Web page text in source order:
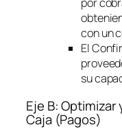
por
con un
El
su
Eje B:
Caja (Pagos)